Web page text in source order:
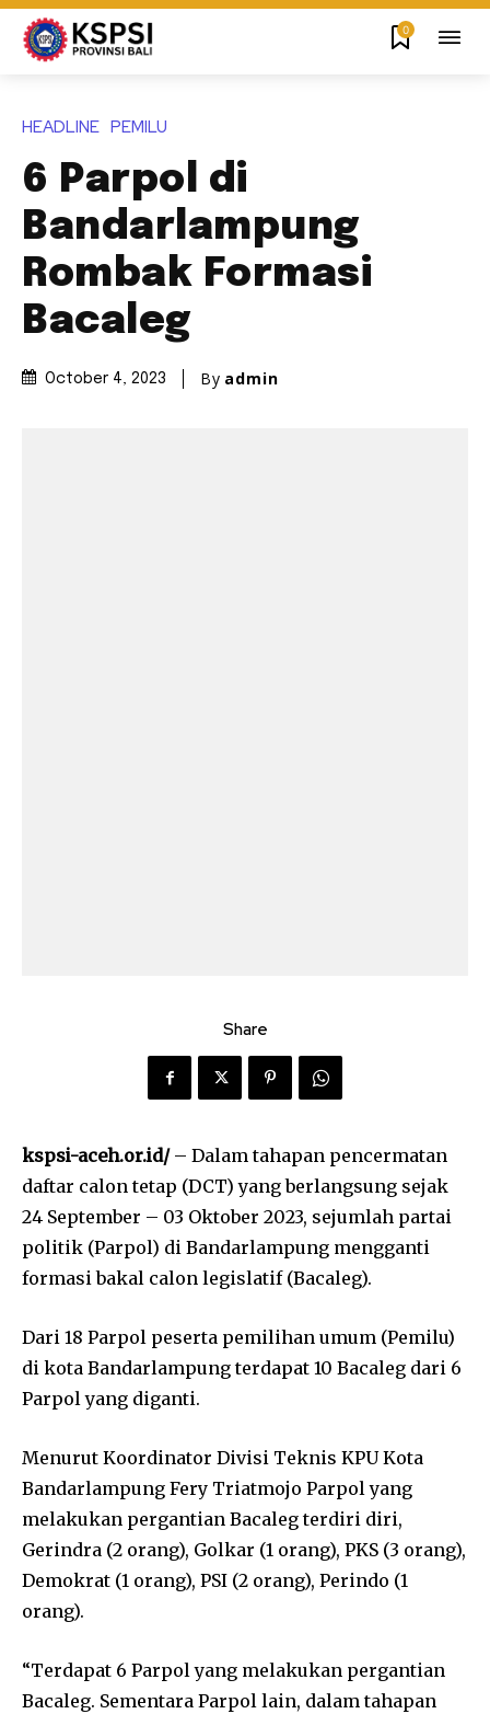
0
HEADLINE PEMILU
6 Parpol di
Bandarlampung
Rombak Formasi
Bacaleg
October 4, 2023 By admin
Share
kspsi-aceh.or.id/– Dalam tahapan pencermatan
daftar calon tetap (DCT) yang berlangsung sejak
24 September – 03 Oktober 2023, sejumlah partai
politik (Parpol) di Bandarlampung mengganti
formasi bakal calon legislatif (Bacaleg).
Dari 18 Parpol peserta pemilihan umum (Pemilu)
di kota Bandarlampung terdapat 10 Bacaleg dari 6
Parpol yang diganti.
Menurut Koordinator Divisi Teknis KPU Kota
Bandarlampung Fery Triatmojo Parpol yang
melakukan pergantian Bacaleg terdiri diri,
Gerindra (2 orang), Golkar (1 orang), PKS (3 orang),
Demokrat (1 orang), PSI (2 orang), Perindo (1
orang).
“Terdapat 6 Parpol yang melakukan pergantian
Bacaleg. Sementara Parpol lain, dalam tahapan